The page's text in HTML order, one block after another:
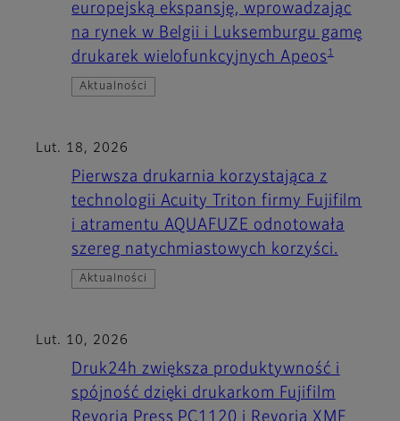
europejską ekspansję, wprowadzając
na rynek w Belgii i Luksemburgu gamę
drukarek wielofunkcyjnych Apeos1
Aktualności
Lut. 18, 2026
Pierwsza drukarnia korzystająca z
technologii Acuity Triton firmy Fujifilm
i atramentu AQUAFUZE odnotowała
szereg natychmiastowych korzyści.
Aktualności
Lut. 10, 2026
Druk24h zwiększa produktywność i
spójność dzięki drukarkom Fujifilm